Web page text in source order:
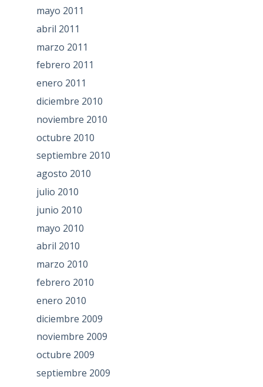
mayo 2011
abril 2011
marzo 2011
febrero 2011
enero 2011
diciembre 2010
noviembre 2010
octubre 2010
septiembre 2010
agosto 2010
julio 2010
junio 2010
mayo 2010
abril 2010
marzo 2010
febrero 2010
enero 2010
diciembre 2009
noviembre 2009
octubre 2009
septiembre 2009